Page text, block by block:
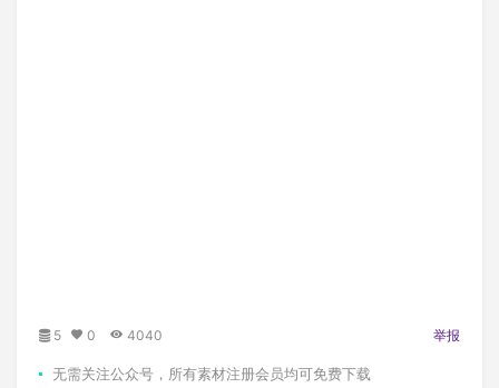
5 0 4040 举报
无需关注公众号，所有素材注册会员均可免费下载